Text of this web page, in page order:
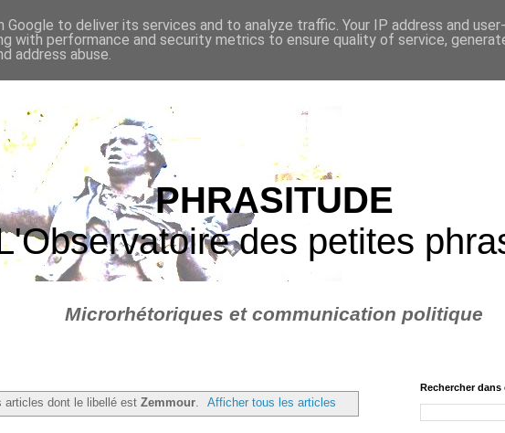
PHRASITUDE
des petites
Microrhétoriques et communication politique
articles dont le libellé est Zemmour. Afficher tous les articles
Rechercher dans
to deliver its services and to analyze traffic. Your IP address and
with performance and security metrics to ensure quality of service,
address abuse.